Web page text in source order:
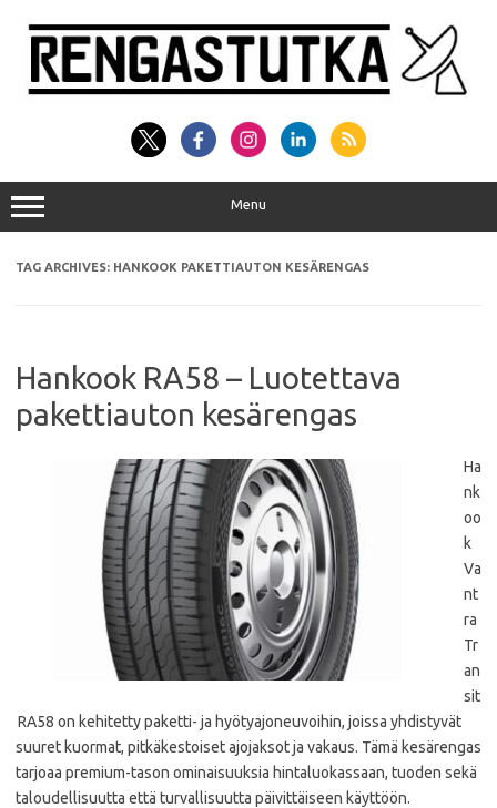
content
Menu
TAG ARCHIVES: HANKOOK PAKETTIAUTON KESÄRENGAS
Hankook RA58 – Luotettava
pakettiauton kesärengas
Ha
nk
oo
k
Va
nt
ra
Tr
an
sit
RA58 on kehitetty paketti- ja hyötyajoneuvoihin, joissa yhdistyvät
suuret kuormat, pitkäkestoiset ajojaksot ja vakaus. Tämä kesärengas
tarjoaa premium-tason ominaisuuksia hintaluokassaan, tuoden sekä
taloudellisuutta että turvallisuutta päivittäiseen käyttöön.